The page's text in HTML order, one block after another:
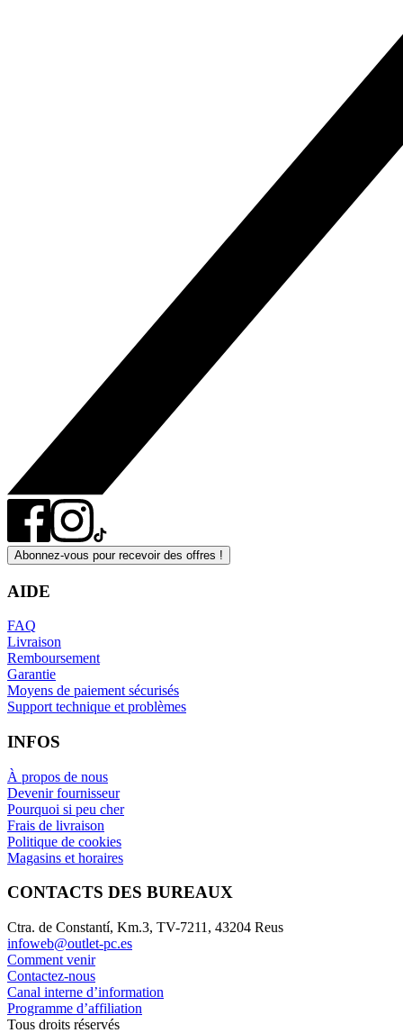
Abonnez-vous pour recevoir des offres !
AIDE
FAQ
Livraison
Remboursement
Garantie
Moyens de paiement sécurisés
Support technique et problèmes
INFOS
À propos de nous
Devenir fournisseur
Pourquoi si peu cher
Frais de livraison
Politique de cookies
Magasins et horaires
CONTACTS DES BUREAUX
Ctra. de Constantí, Km.3, TV-7211, 43204 Reus
infoweb@outlet-pc.es
Comment venir
Contactez-nous
Canal interne d’information
Programme d’affiliation
Tous droits réservés